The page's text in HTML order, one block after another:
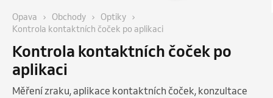
Opava Obchody
Optiky
Kontrola kontaktních čoček po aplikaci
Kontrola kontaktních čoček po
aplikaci
Měření zraku, aplikace kontaktních čoček, konzultace